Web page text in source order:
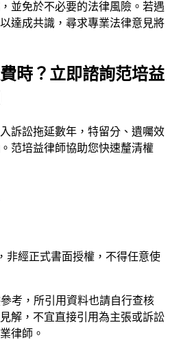
並免於不必要的法律風險。若遇
達成共識，尋求專業法律意見將
時？立即諮詢范培益
訴訟拖延數年，特留分、遺囑效
范培益律師協助您快速釐清權
非經正式書面授權，不得任意使
考，所引用資料也請自行查核
解，不宜直接引用為主張或訴訟
律師。